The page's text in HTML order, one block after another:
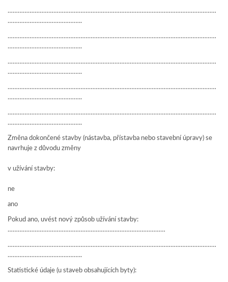
……………………………………………………………………………………………………………
……………………………………..
……………………………………………………………………………………………………………
……………………………………..
……………………………………………………………………………………………………………
……………………………………..
……………………………………………………………………………………………………………
……………………………………..
……………………………………………………………………………………………………………
……………………………………..
Změna dokončené stavby (nástavba, přístavba nebo stavební úpravy) se
navrhuje z důvodu změny
v užívání stavby:
ne
ano
Pokud ano, uvést nový způsob užívání stavby:
…………………………………………………………………………………
……………………………………………………………………………………………………………
……………………………………..
Statistické údaje (u staveb obsahujících byty):